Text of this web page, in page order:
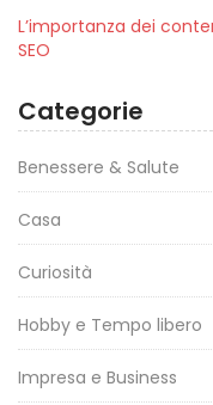
L’importanza dei
SEO
Categorie
Benessere & Salute
Casa
Curiosità
Hobby e Tempo libero
Impresa e Business